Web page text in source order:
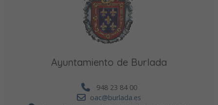
Ayuntamiento de Burlada
948 23 84 00
oac@burlada.es